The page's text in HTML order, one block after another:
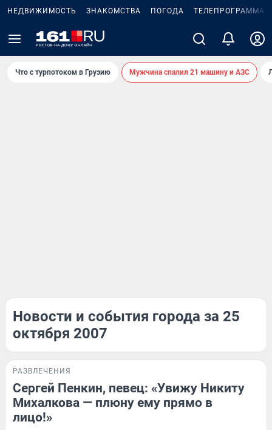
НЕДВИЖИМОСТЬ ЗНАКОМСТВА ПОГОДА ТЕЛЕПРОГРАММА
Что с турпотоком в Грузию Мужчина спалил 21 машину и АЗС
Новости и события города за 25
октября 2007
РАЗВЛЕЧЕНИЯ
Сергей Пенкин, певец: «Увижу Никиту
Михалкова — плюну ему прямо в
лицо!»